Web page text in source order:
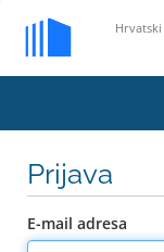
Hrvatski
Prijava
E-mail adresa